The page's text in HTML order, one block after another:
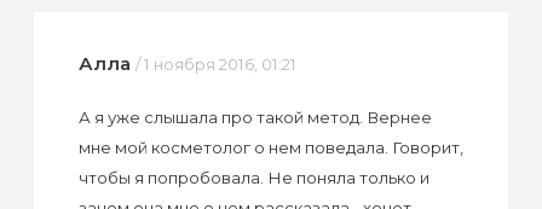
Алла / 1 ноября 2016, 01:21
А я уже слышала про такой метод. Вернее
мне мой косметолог о нем поведала. Говорит,
чтобы я попробовала. Не поняла только и